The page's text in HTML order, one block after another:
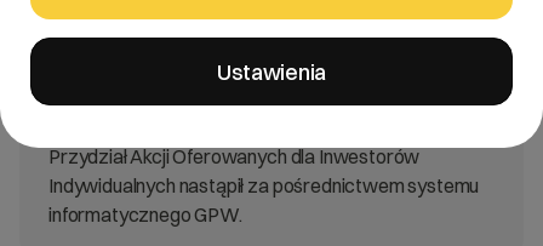
akcji serii D, a Inwestorom Instytucjonalnym 4.951.596
Przydział Akcji Oferowanych dla Inwestorów
Indywidualnych nastąpił za pośrednictwem systemu
informatycznego GPW.
Ustawienia